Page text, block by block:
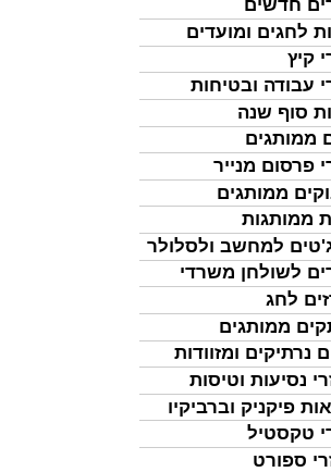
חדשים
לחגים ומועדים
קיץ
עבודה ובטיחות
סוף שנה
ממותגים
פרסום מנייר
ממותגים
ממותגות
למחשב ולסלולר
לשולחן משרדי
לחג
ממותגים
נרתיקים ומזוודות
נסיעות וטיסות
פיקניק וברביקיו
טקסטיל
ספורט